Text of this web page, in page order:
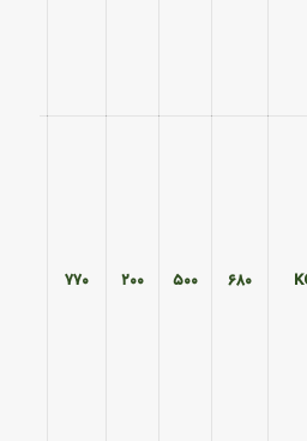
۶۸۰ ۵۰۰ ۲۰۰ ۷۷۰